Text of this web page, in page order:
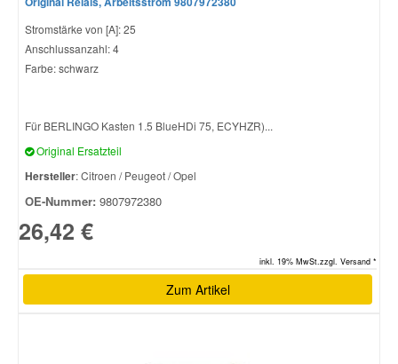
Stromstärke von [A]: 25
Anschlussanzahl: 4
Farbe: schwarz
Für BERLINGO Kasten 1.5 BlueHDi 75, ECYHZR)...
Original Ersatzteil
Hersteller: Citroen / Peugeot / Opel
OE-Nummer: 9807972380
26,42 €
inkl. 19% MwSt.zzgl. Versand *
Zum Artikel
Vauxhall Ersatzteile